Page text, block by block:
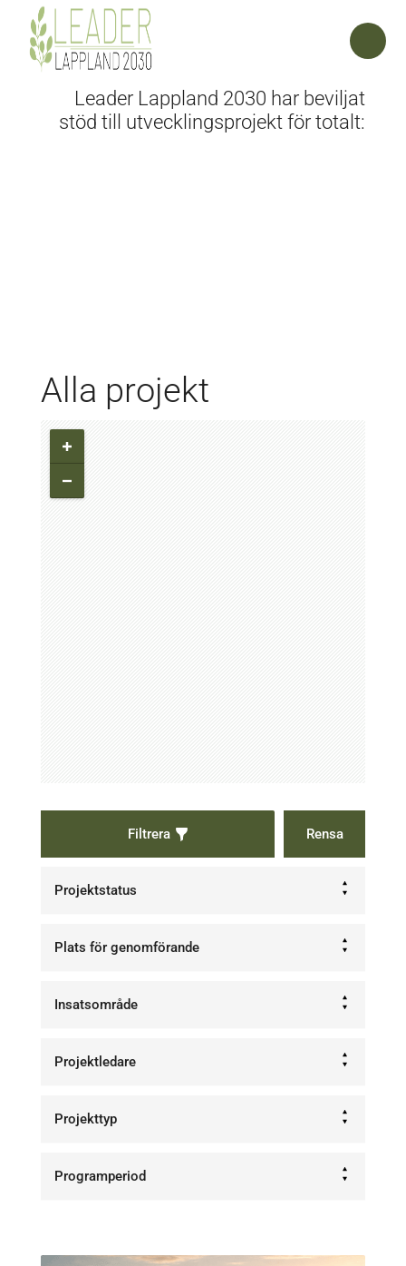
Leader Lappland 2030 har beviljat
stöd till utvecklingsprojekt för totalt:
Alla projekt
Filtrera
Projektstatus
Plats för genomförande
Insatsområde
Projektledare
Projekttyp
Programperiod